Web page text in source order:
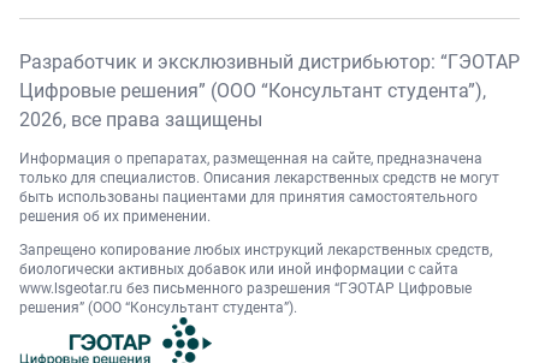
Разработчик и эксклюзивный дистрибьютор: “ГЭОТАР
Цифровые решения” (ООО “Консультант студента”),
2026, все права защищены
Информация о препаратах, размещенная на сайте, предназначена
только для специалистов. Описания лекарственных средств не могут
быть использованы пациентами для принятия самостоятельного
решения об их применении.
Запрещено копирование любых инструкций лекарственных средств,
биологически активных добавок или иной информации с сайта
www.lsgeotar.ru без письменного разрешения “ГЭОТАР Цифровые
решения” (ООО “Консультант студента”).